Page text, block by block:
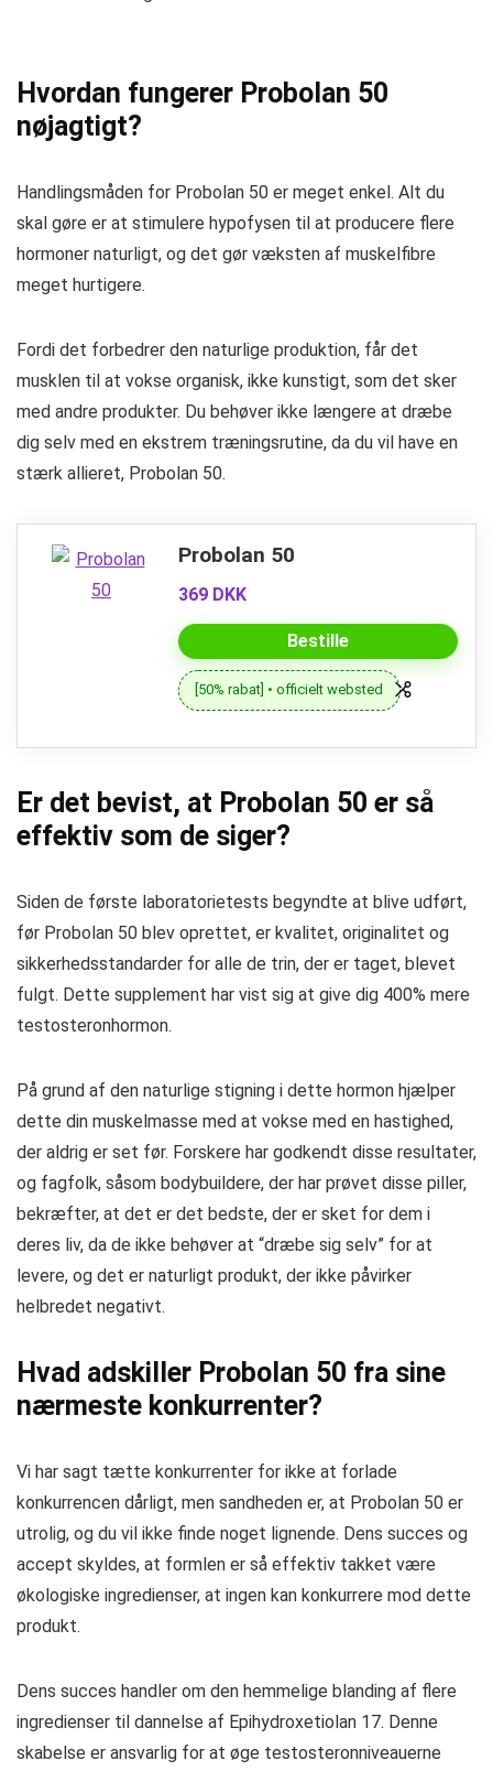
Hvordan fungerer Probolan 50
nøjagtigt?
Handlingsmåden for Probolan 50 er meget enkel. Alt du
skal gøre er at stimulere hypofysen til at producere flere
hormoner naturligt, og det gør væksten af ​​muskelfibre
meget hurtigere.
Fordi det forbedrer den naturlige produktion, får det
musklen til at vokse organisk, ikke kunstigt, som det sker
med andre produkter. Du behøver ikke længere at dræbe
dig selv med en ekstrem træningsrutine, da du vil have en
stærk allieret, Probolan 50.
Probolan 50
369 DKK
Bestille
[50% rabat] • officielt websted
Er det bevist, at Probolan 50 er så
effektiv som de siger?
Siden de første laboratorietests begyndte at blive udført,
før Probolan 50 blev oprettet, er kvalitet, originalitet og
sikkerhedsstandarder for alle de trin, der er taget, blevet
fulgt. Dette supplement har vist sig at give dig 400% mere
testosteronhormon.
På grund af den naturlige stigning i dette hormon hjælper
dette din muskelmasse med at vokse med en hastighed,
der aldrig er set før. Forskere har godkendt disse resultater,
og fagfolk, såsom bodybuildere, der har prøvet disse piller,
bekræfter, at det er det bedste, der er sket for dem i
deres liv, da de ikke behøver at “dræbe sig selv” for at
levere, og det er naturligt produkt, der ikke påvirker
helbredet negativt.
Hvad adskiller Probolan 50 fra sine
nærmeste konkurrenter?
Vi har sagt tætte konkurrenter for ikke at forlade
konkurrencen dårligt, men sandheden er, at Probolan 50 er
utrolig, og du vil ikke finde noget lignende. Dens succes og
accept skyldes, at formlen er så effektiv takket være
økologiske ingredienser, at ingen kan konkurrere mod dette
produkt.
Dens succes handler om den hemmelige blanding af flere
ingredienser til dannelse af Epihydroxetiolan 17. Denne
skabelse er ansvarlig for at øge testosteronniveauerne